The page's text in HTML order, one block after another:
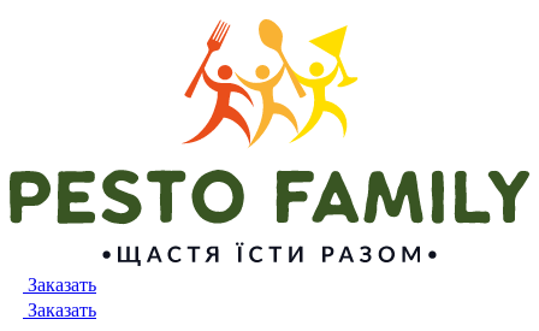
Заказать
Заказать